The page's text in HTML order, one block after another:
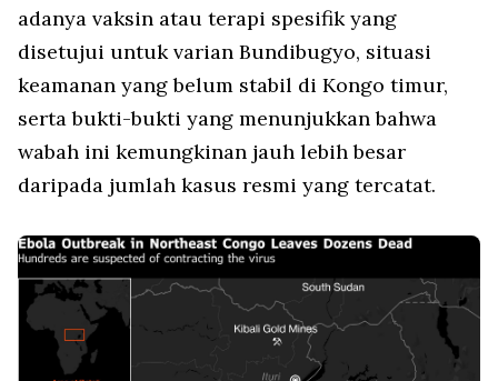
adanya vaksin atau terapi spesifik yang
disetujui untuk varian Bundibugyo, situasi
keamanan yang belum stabil di Kongo timur,
serta bukti-bukti yang menunjukkan bahwa
wabah ini kemungkinan jauh lebih besar
daripada jumlah kasus resmi yang tercatat.